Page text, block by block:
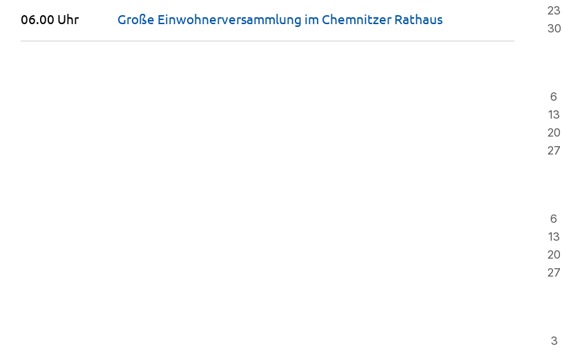
23
30
6
13
20
27
6
13
20
27
3
06.00 Uhr Große Einwohnerversammlung im Chemnitzer Rathaus